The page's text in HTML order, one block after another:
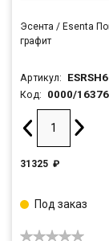
Эсента / Esenta
графит
Артикул:
Код: 0000/
31325 ₽
Под заказ